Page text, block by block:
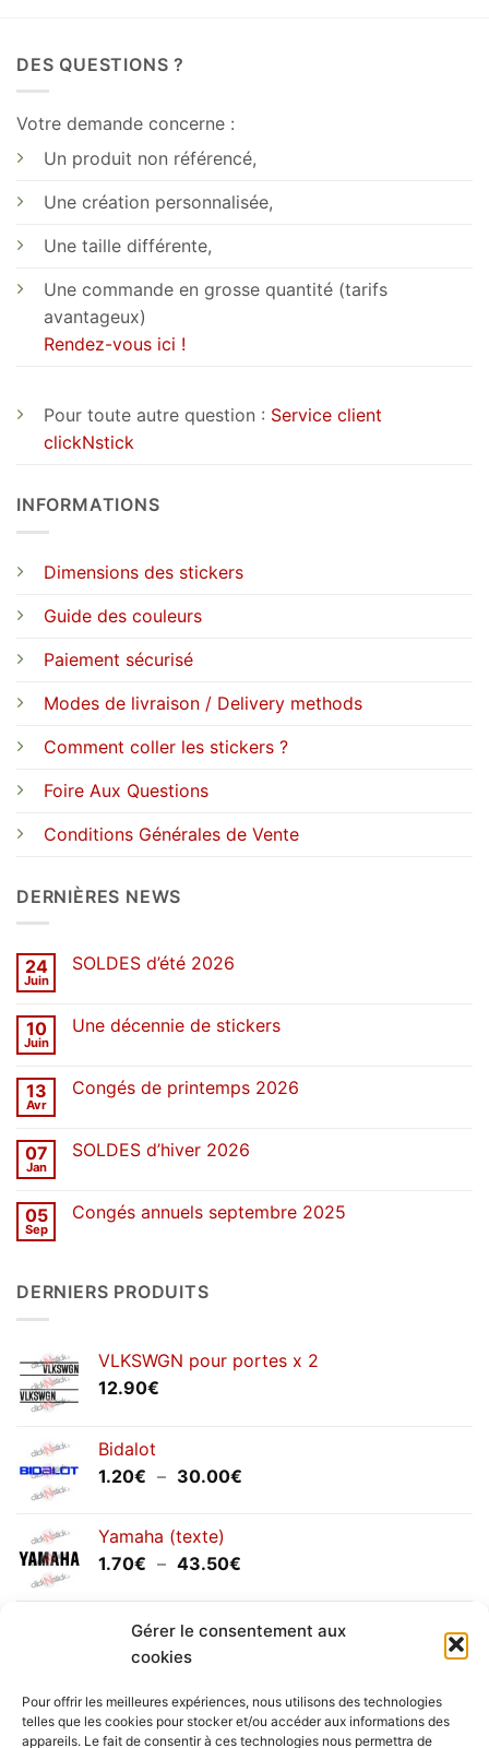
Gérer le consentement aux
cookies
Pour offrir les meilleures expériences, nous utilisons des technologies
telles que les cookies pour stocker et/ou accéder aux informations des
appareils. Le fait de consentir à ces technologies nous permettra de
DES QUESTIONS ?
Votre demande concerne :
Un produit non référencé,
Une création personnalisée,
Une taille différente,
Une commande en grosse quantité (tarifs
avantageux)
Rendez-vous ici !
Pour toute autre question : Service client
clickNstick
INFORMATIONS
Dimensions des stickers
Guide des couleurs
Paiement sécurisé
Modes de livraison / Delivery methods
Comment coller les stickers ?
Foire Aux Questions
Conditions Générales de Vente
DERNIÈRES NEWS
24
Juin
SOLDES d’été 2026
SOLDES
10
Juin
Une décennie de stickers
Une
13
Avr
Congés de printemps 2026
Congés
07
Jan
SOLDES d’hiver 2026
SOLDES
05
Sep
Congés annuels septembre 2025
annuels
DERNIERS PRODUITS
VLKSWGN pour portes x 2
12.90€
Bidalot
1.20€ – 30.00€
Yamaha (texte)
1.70€ – 43.50€
prix :
1.70€
Yamaha (logo circulaire)
2.00€ – 25.90
prix :
2.00€
à